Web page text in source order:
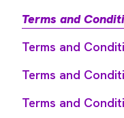
Terms and
Terms and
Terms and
Terms and